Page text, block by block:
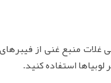
غلات منبع غنی از
لوبیاها استفاده کنید.